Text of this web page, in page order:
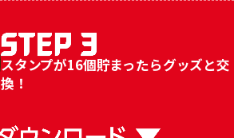
スタンプが16個貯まったらグッズと交
換！